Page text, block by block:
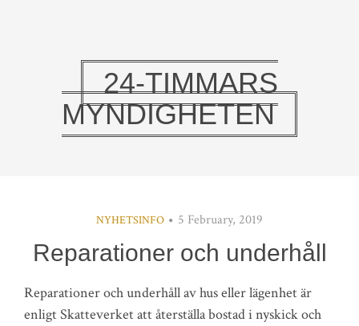
24-TIMMARS
MYNDIGHETEN
NYHETSINFO 5 February, 2019
Reparationer och underhåll
Reparationer och underhåll av hus eller lägenhet är
enligt Skatteverket att återställa bostad i nyskick och